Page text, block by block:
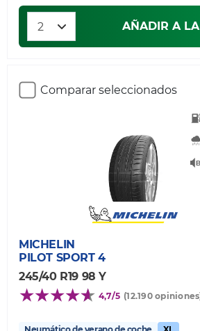
AÑADIR A LA
Comparar seleccionados
MICHELIN
PILOT SPORT 4
245/40 R19 98 Y
4,7/5 (12.190